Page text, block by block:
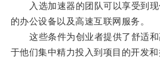
入选加速器的团队可以享受到现
的办公设备以及高速互联网服务。
这些条件为创业者提供了舒适和
于他们集中精力投入到项目的开发和